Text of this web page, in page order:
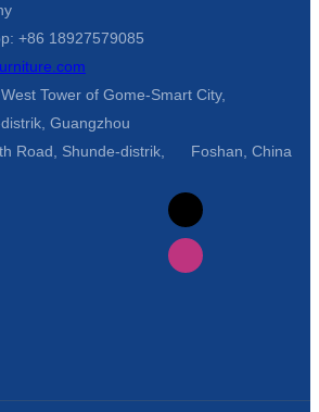
+86 18927579085
Tower of Gome-Smart City,
Guangzhou
Road, Shunde-distrik, Foshan, China